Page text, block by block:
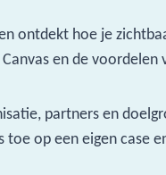
ontdekt hoe je
en de voordelen
partners en
op een eigen case